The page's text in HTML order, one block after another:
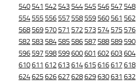
540 541 542 543 544 545 546 547 548
554 555 556 557 558 559 560 561 562
568 569 570 571 572 573 574 575 576
582 583 584 585 586 587 588 589 590
596 597 598 599600601 602603604
610611 612613614615616617618
624625626627628629630631 632